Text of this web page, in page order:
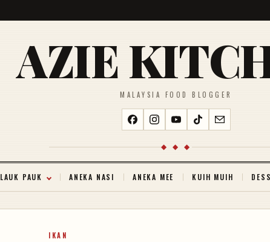
AZIE
MALAYSIA FOOD BLOGGER
◆ ◆ ◆
LAUK PAUK ANEKA NASI ANEKA MEE KUIH MUIH
IKAN